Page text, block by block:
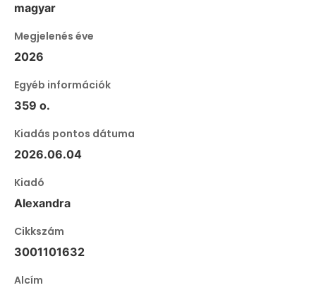
magyar
Megjelenés éve
2026
Egyéb információk
359 o.
Kiadás pontos dátuma
2026.06.04
Kiadó
Alexandra
Cikkszám
3001101632
Alcím